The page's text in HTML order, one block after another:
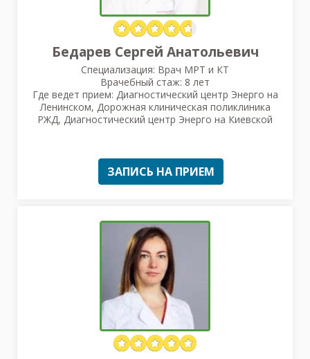
Бедарев Сергей Анатольевич
Специализация: Врач МРТ и КТ
Врачебный стаж: 8 лет
Где ведет прием: Диагностический центр Энерго на
Ленинском, Дорожная клиническая поликлиника
РЖД, Диагностический центр Энерго на Киевской
ЗАПИСЬ НА ПРИЕМ